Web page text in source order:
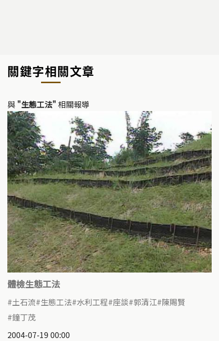
關鍵字相關文章
與 "生態工法" 相關報導
體檢生態工法
土石流 生態工法 水利工程 座談 郭清江 陳賜賢
鐘丁茂
2004-07-19 00:00